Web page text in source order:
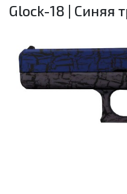
Glock-18 | Синяя